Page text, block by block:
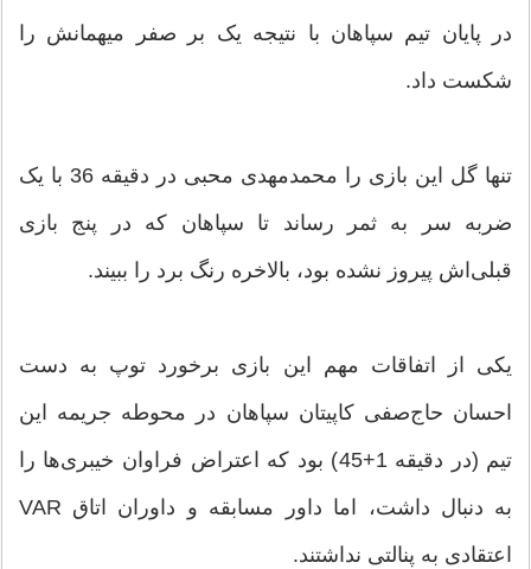
در پایان تیم سپاهان با نتیجه یک بر صفر میهمانش را
شکست داد.
تنها گل این بازی را محمدمهدی محبی در دقیقه 36 با یک
ضربه سر به ثمر رساند تا سپاهان که در پنج بازی
قبلی‌اش پیروز نشده بود، بالاخره رنگ برد را ببیند.
یکی از اتفاقات مهم این بازی برخورد توپ به دست
احسان حاج‌صفی کاپیتان سپاهان در محوطه جریمه این
تیم (در دقیقه 1+45) بود که اعتراض فراوان خیبری‌ها را
به دنبال داشت، اما داور مسابقه و داوران اتاق VAR
اعتقادی به پنالتی نداشتند.